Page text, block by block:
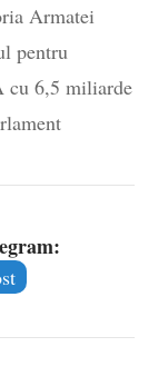
Armatei
pentru
cu 6,5 miliarde